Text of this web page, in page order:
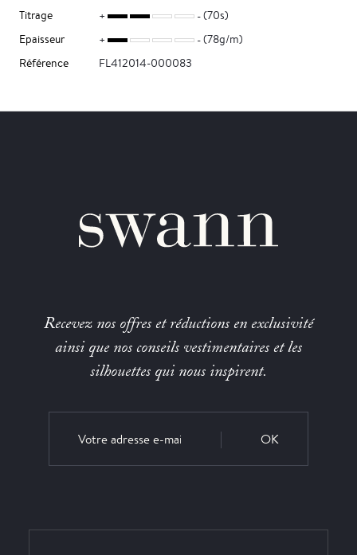
Titrage
(70s)
Epaisseur
(78g/m)
Référence
FL412014-000083
Recevez nos offres et réductions en exclusivité
ainsi que nos conseils vestimentaires et les
silhouettes qui nous inspirent.
OK